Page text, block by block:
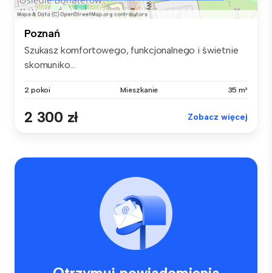
Poznań
Szukasz komfortowego, funkcjonalnego i świetnie
skomuniko...
2 pokoi Mieszkanie 35 m²
2 300 zł Zobacz więcej